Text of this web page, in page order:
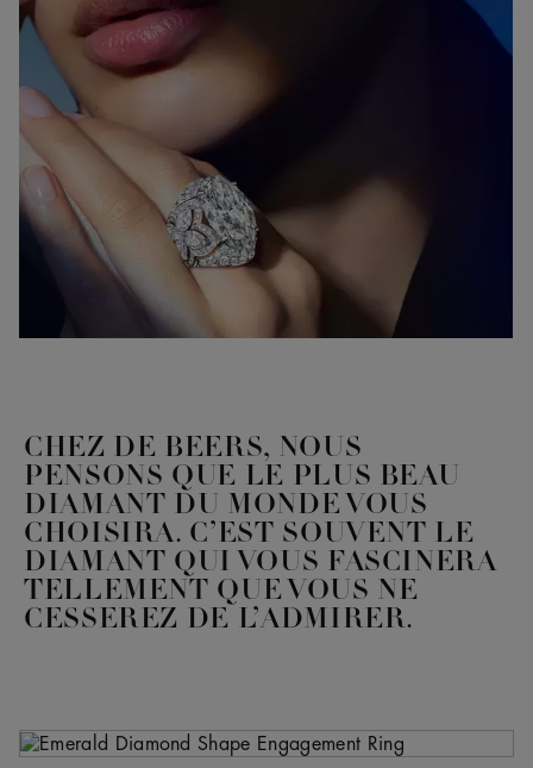
CHEZ DE BEERS, NOUS
PENSONS QUE LE PLUS BEAU
DIAMANT DU MONDE VOUS
CHOISIRA. C’EST SOUVENT LE
DIAMANT QUI VOUS FASCINERA
TELLEMENT QUE VOUS NE
CESSEREZ DE L’ADMIRER.